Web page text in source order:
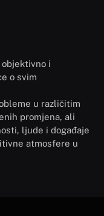
i
o svim
u različitim
promjena, ali
ljude i događaje
atmosfere u